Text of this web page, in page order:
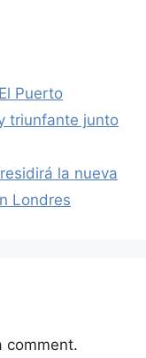
Puerto
triunfante junto
la nueva
Londres
comment.